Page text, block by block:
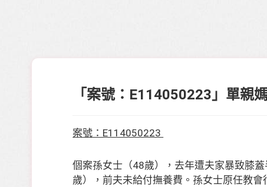
「案號：E114050223」單親
案號：E114050223
個案孫女士（48歲），去年遭夫家暴致膝
歲），前夫未給付撫養費。孫女士原任教